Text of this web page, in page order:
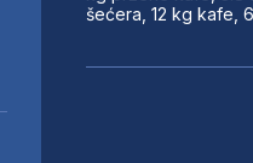
šećera, 12 kg kafe,